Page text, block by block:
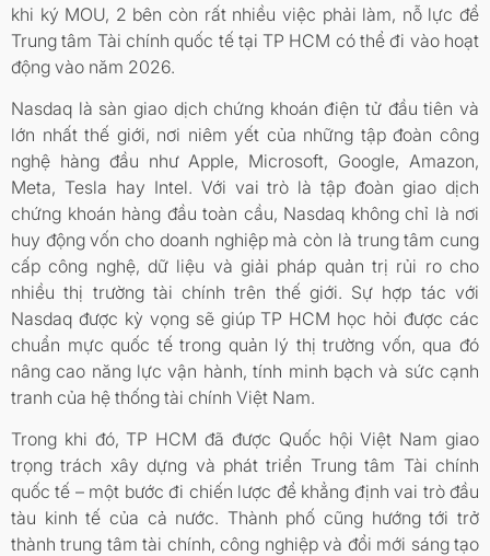
khi ký MOU, 2 bên còn rất nhiều việc phải làm, nỗ lực để
Trung tâm Tài chính quốc tế tại TP HCM có thể đi vào hoạt
động vào năm 2026.
Nasdaq là sàn giao dịch chứng khoán điện tử đầu tiên và
lớn nhất thế giới, nơi niêm yết của những tập đoàn công
nghệ hàng đầu như Apple, Microsoft, Google, Amazon,
Meta, Tesla hay Intel. Với vai trò là tập đoàn giao dịch
chứng khoán hàng đầu toàn cầu, Nasdaq không chỉ là nơi
huy động vốn cho doanh nghiệp mà còn là trung tâm cung
cấp công nghệ, dữ liệu và giải pháp quản trị rủi ro cho
nhiều thị trường tài chính trên thế giới. Sự hợp tác với
Nasdaq được kỳ vọng sẽ giúp TP HCM học hỏi được các
chuẩn mực quốc tế trong quản lý thị trường vốn, qua đó
nâng cao năng lực vận hành, tính minh bạch và sức cạnh
tranh của hệ thống tài chính Việt Nam.
Trong khi đó, TP HCM đã được Quốc hội Việt Nam giao
trọng trách xây dựng và phát triển Trung tâm Tài chính
quốc tế – một bước đi chiến lược để khẳng định vai trò đầu
tàu kinh tế của cả nước. Thành phố cũng hướng tới trở
thành trung tâm tài chính, công nghiệp và đổi mới sáng tạo